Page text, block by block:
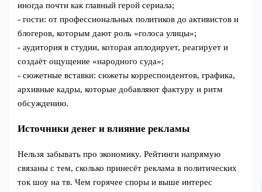
иногда почти как главный герой сериала;
- гости: от профессиональных политиков до активистов и
блогеров, которым дают роль «голоса улицы»;
- аудитория в студии, которая аплодирует, реагирует и
создаёт ощущение «народного суда»;
- сюжетные вставки: сюжеты корреспондентов, графика,
архивные кадры, которые добавляют фактуру и ритм
обсуждению.
Источники денег и влияние рекламы
Нельзя забывать про экономику. Рейтинги напрямую
связаны с тем, сколько принесёт реклама в политических
ток шоу на тв. Чем горячее споры и выше интерес